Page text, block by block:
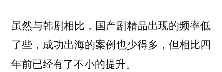
虽然与韩剧相比，国产剧精品出现的频率低
了些，成功出海的案例也少得多，但相比四
年前已经有了不小的提升。